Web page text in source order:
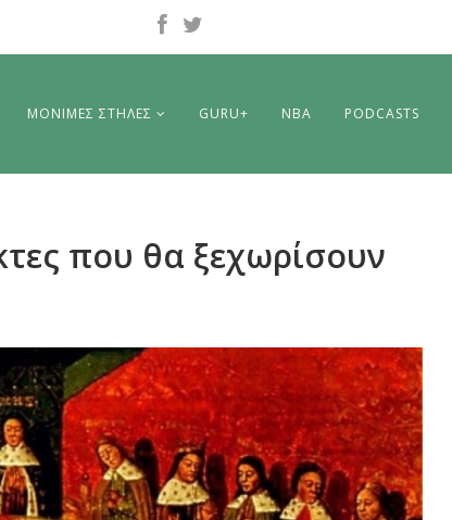
ΜΟΝΙΜΕΣ ΣΤΗΛΕΣ GURU+ NBA PODCASTS
που θα ξεχωρίσουν